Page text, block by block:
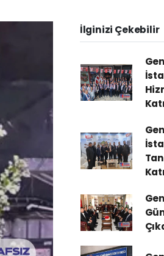
İlginizi Çekebilir